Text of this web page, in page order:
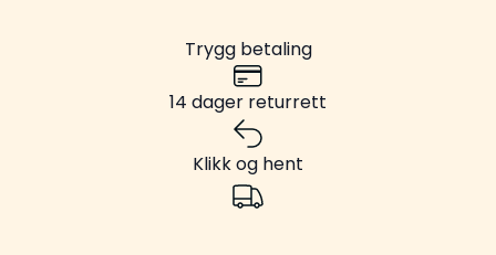
Trygg betaling
14 dager returrett
Klikk og hent